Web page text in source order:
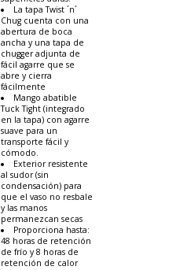
La tapa Twist ´n´
Chug cuenta con una
abertura de boca
ancha y una tapa de
chugger adjunta de
fácil agarre que se
abre y cierra
fácilmente
Mango abatible
Tuck Tight (integrado
en la tapa) con agarre
suave para un
transporte fácil y
cómodo.
Exterior resistente
al sudor (sin
condensación) para
que el vaso no resbale
y las manos
permanezcan secas
Proporciona hasta:
48 horas de retención
de frío y 8 horas de
retención de calor